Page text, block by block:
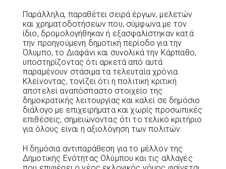
Παράλληλα, παραθέτει σειρά έργων, μελετών
και χρηματοδοτήσεων που, σύμφωνα με τον
ίδιο, δρομολογήθηκαν ή εξασφαλίστηκαν κατά
την προηγούμενη δημοτική περίοδο για την
Όλυμπο, το Διαφάνι και συνολικά την Κάρπαθο,
υποστηρίζοντας ότι αρκετά από αυτά
παραμένουν στάσιμα τα τελευταία χρόνια.
Κλείνοντας, τονίζει ότι η πολιτική κριτική
αποτελεί αναπόσπαστο στοιχείο της
δημοκρατικής λειτουργίας και καλεί σε δημόσιο
διάλογο με επιχειρήματα και χωρίς προσωπικές
επιθέσεις, σημειώνοντας ότι το τελικό κριτήριο
για όλους είναι η αξιολόγηση των πολιτών.
Η δημόσια αντιπαράθεση για το μέλλον της
Δημοτικής Ενότητας Ολύμπου και τις αλλαγές